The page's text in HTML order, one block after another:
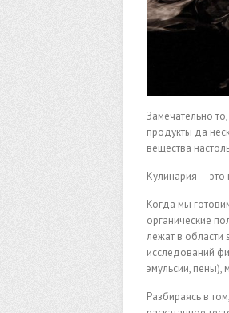
Замечательно
продукты да
вещества
Кулинария —
Когда мы
органические
лежат в
исследований
эмульсии, пены),
Разбираясь в